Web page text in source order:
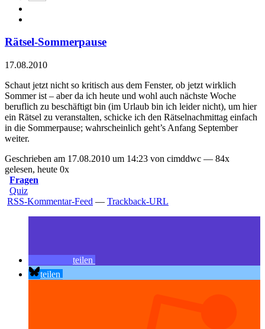
Rätsel-Sommerpause
17.08.2010
Schaut jetzt nicht so kritisch aus dem Fenster, ob jetzt wirklich
Sommer ist – aber da ich heute und wohl auch nächste Woche
beruflich zu beschäftigt bin (im Urlaub bin ich leider nicht), um hier
ein Rätsel zu veranstalten, schicke ich den Rätselnachmittag einfach
in die Sommerpause; wahrscheinlich geht’s Anfang September
weiter.
Geschrieben am 17.08.2010 um 14:23 von cimddwc — 84x
gelesen, heute 0x
Fragen
Quiz
RSS-Kommentar-Feed — Trackback-URL
teilen
teilen